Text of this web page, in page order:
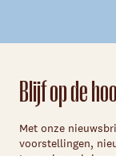
Blijf op de
Met onze
voorstellingen,